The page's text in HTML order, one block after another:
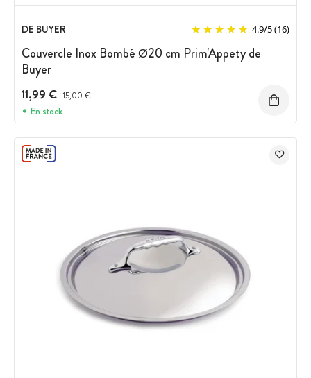
DE BUYER 4.9/5(16)
Couvercle Inox Bombé Ø20 cm Prim'Appety de
Buyer
11,99 € Prix avant réduction :
15,00 €
En stock